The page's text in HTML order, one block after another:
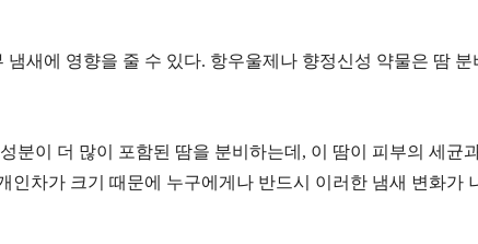
새에 영향을 줄 수 있다. 항우울제나 향정신성 약물은 땀
이 더 많이 포함된 땀을 분비하는데, 이 땀이 피부의 세균
차가 크기 때문에 누구에게나 반드시 이러한 냄새 변화가